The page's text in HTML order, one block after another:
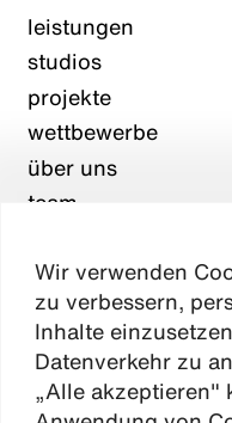
Wir verwenden
zu verbessern,
Inhalte
Datenverkehr zu
„Alle akzeptieren"
leistungen
studios
projekte
wettbewerbe
über uns
team
aktuelles
kontakt